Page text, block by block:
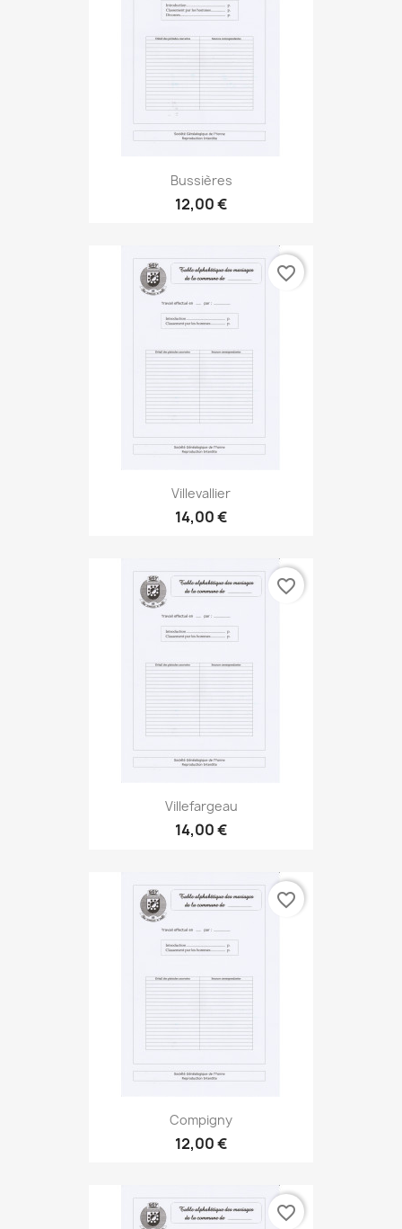
Bussières
12,00 €
Villevallier
14,00 €
favorite_border
Villefargeau
14,00 €
favorite_border
Compigny
12,00 €
favorite_border
favorite_border